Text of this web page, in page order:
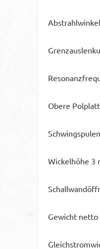
Obere
Wickelhöhe 3
Gewicht netto